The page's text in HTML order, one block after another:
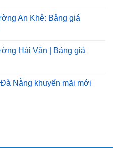
An Khê: Bảng giá
Hải Vân | Bảng giá
Nẵng khuyến mãi mới